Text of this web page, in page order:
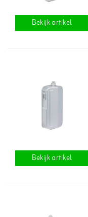
Bekijk artikel
Bekijk artikel